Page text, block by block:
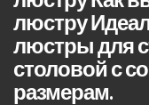
люстру
люстры для
столовой с
размерам.